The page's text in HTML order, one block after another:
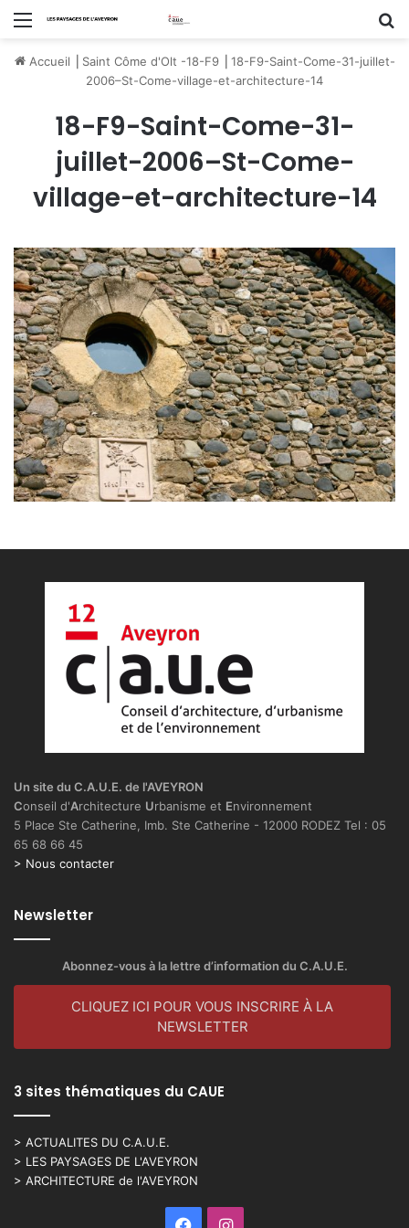
Menu
Accueil Saint Côme d'Olt -18-F9
18-F9-Saint-Come-31-juillet-
2006–St-Come-village-et-architecture-14
18-F9-Saint-Come-31-
juillet-2006–St-Come-
village-et-architecture-14
Un site du C.A.U.E. de l'AVEYRON
Conseil d'Architecture Urbanisme et Environnement
5 Place Ste Catherine, Imb. Ste Catherine - 12000 RODEZ Tel : 05
65 68 66 45
> Nous contacter
Newsletter
Abonnez-vous à la lettre d’information du C.A.U.E.
CLIQUEZ ICI POUR VOUS INSCRIRE À LA
NEWSLETTER
3 sites thématiques du CAUE
> ACTUALITES DU C.A.U.E.
> LES PAYSAGES DE L'AVEYRON
> ARCHITECTURE de l'AVEYRON